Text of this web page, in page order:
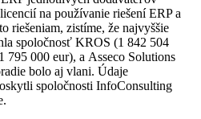
na používanie riešení ERP a
riešeniam, zistíme, že najvyššie
spoločnosť KROS (1 842 504
000 eur), a Asseco Solutions
bolo aj vlani. Údaje
spoločnosti InfoConsulting